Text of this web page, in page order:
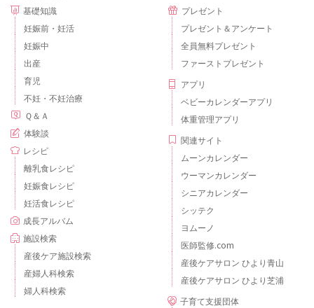
基礎知識
妊娠前・妊活
妊娠中
出産
育児
不妊・不妊治療
Ｑ＆Ａ
体験談
レシピ
離乳食レシピ
妊娠食レシピ
妊活食レシピ
成長アルバム
施設検索
産後ケア施設検索
産婦人科検索
婦人科検索
プレゼント
プレゼント＆アンケート
全員無料プレゼント
ファーストプレゼント
アプリ
ベビーカレンダーアプリ
体重管理アプリ
関連サイト
ムーンカレンダー
ウーマンカレンダー
シニアカレンダー
シッテク
ヨムーノ
医師監修.com
産後ケアサロン ひより青山
産後ケアサロン ひより芝浦
子育て支援団体